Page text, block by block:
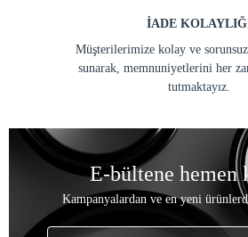
İADE
Müşterilerimize kolay ve
sunarak, memnuniyetlerini her
tutmaktayız.
E-bültene hemen
Kampanyalardan ve en yeni